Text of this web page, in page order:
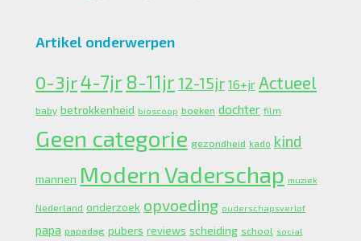
Artikel onderwerpen
0-3jr4-7jr 8-11jr 12-15jr 16+jr Actueel
baby betrokkenheid bioscoop boeken dochter film
Geen categorie gezondheid kado kind
mannen Modern Vaderschap muziek
Nederland onderzoek opvoeding ouderschapsverlof
papa papadag pubers reviews scheiding school social